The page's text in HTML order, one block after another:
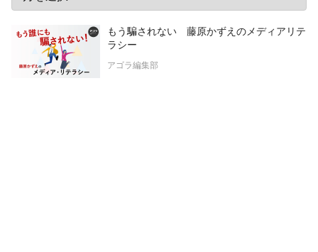
もう騙されない 藤原かずえのメディアリテ
ラシー
アゴラ編集部